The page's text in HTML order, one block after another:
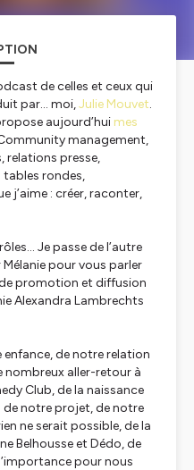
de celles et ceux qui
par… moi,Julie Mouvet.
aujourd’hui mes
management,
presse,
rondes,
j’aime : créer, raconter,
Je passe de l’autre
pour vous parler
promotion et diffusion
Alexandra Lambrechts
enfance, de notre relation
nombreux aller-retour à
Club, de la naissance
de notre projet, de notre
ne serait possible, de la
Belhousse et Dédo, de
pour nous